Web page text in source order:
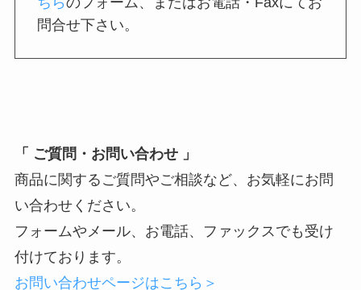
問合せ下さい。
「 ご質問・お問い合わせ 」
商品に関するご質問やご相談など、お気軽にお問
い合わせください。
フォームやメール、お電話、ファックスでも受け
付けております。
お問い合わせページはこちら＞